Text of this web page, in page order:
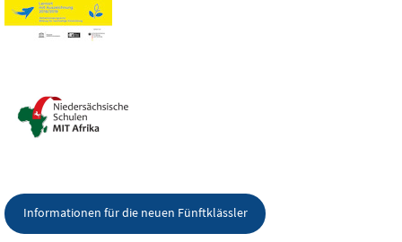
Informationen für die neuen Fünftklässler